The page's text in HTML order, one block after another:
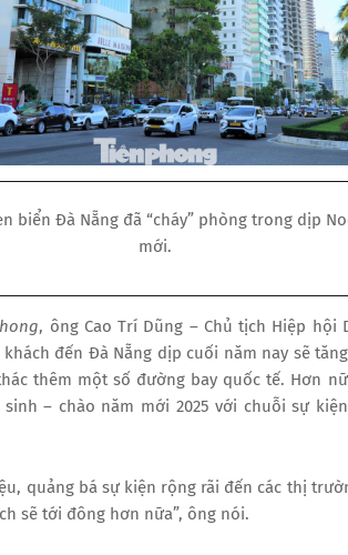
biển Đà Nẵng đã “cháy” phòng trong dịp
mới.
, ông Cao Trí Dũng – Chủ tịch Hiệp hội
đến Đà Nẵng dịp cuối năm nay sẽ
thêm một số đường bay quốc tế. Hơn
– chào năm mới 2025 với chuỗi sự
quảng bá sự kiện rộng rãi đến các thị
sẽ tới đông hơn nữa”, ông nói.